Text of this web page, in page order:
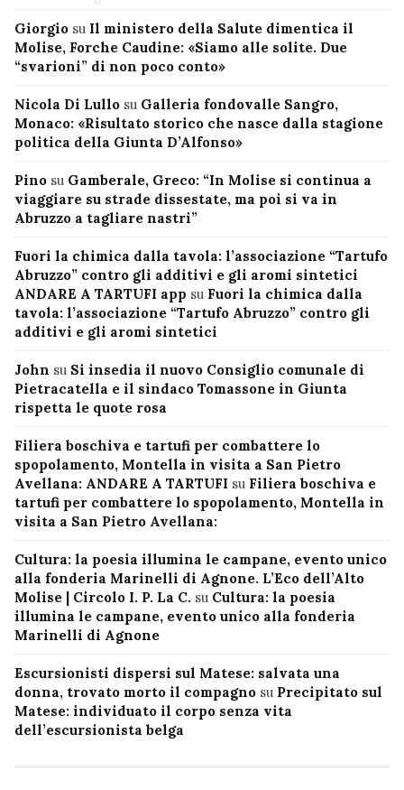
Giorgio su Il ministero della Salute dimentica il
Molise, Forche Caudine: «Siamo alle solite. Due
“svarioni” di non poco conto»
Nicola Di Lullo su Galleria fondovalle Sangro,
Monaco: «Risultato storico che nasce dalla stagione
politica della Giunta D’Alfonso»
Pino su Gamberale, Greco: “In Molise si continua a
viaggiare su strade dissestate, ma poi si va in
Abruzzo a tagliare nastri”
Fuori la chimica dalla tavola: l’associazione “Tartufo
Abruzzo” contro gli additivi e gli aromi sintetici
ANDARE A TARTUFI app su Fuori la chimica dalla
tavola: l’associazione “Tartufo Abruzzo” contro gli
additivi e gli aromi sintetici
John su Si insedia il nuovo Consiglio comunale di
Pietracatella e il sindaco Tomassone in Giunta
rispetta le quote rosa
Filiera boschiva e tartufi per combattere lo
spopolamento, Montella in visita a San Pietro
Avellana: ANDARE A TARTUFI su Filiera boschiva e
tartufi per combattere lo spopolamento, Montella in
visita a San Pietro Avellana:
Cultura: la poesia illumina le campane, evento unico
alla fonderia Marinelli di Agnone. L’Eco dell’Alto
Molise | Circolo I. P. La C. su Cultura: la poesia
illumina le campane, evento unico alla fonderia
Marinelli di Agnone
Escursionisti dispersi sul Matese: salvata una
donna, trovato morto il compagno su Precipitato sul
Matese: individuato il corpo senza vita
dell’escursionista belga